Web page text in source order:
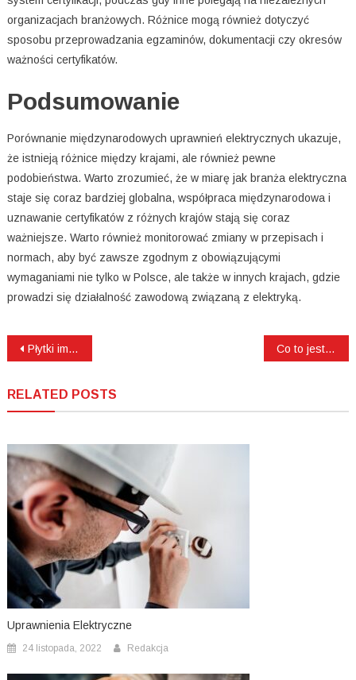
organizacjach branżowych. Różnice mogą również dotyczyć
sposobu przeprowadzania egzaminów, dokumentacji czy okresów
ważności certyfikatów.
Podsumowanie
Porównanie międzynarodowych uprawnień elektrycznych ukazuje,
że istnieją różnice między krajami, ale również pewne
podobieństwa. Warto zrozumieć, że w miarę jak branża elektryczna
staje się coraz bardziej globalna, współpraca międzynarodowa i
uznawanie certyfikatów z różnych krajów stają się coraz
ważniejsze. Warto również monitorować zmiany w przepisach i
normach, aby być zawsze zgodnym z obowiązującymi
wymaganiami nie tylko w Polsce, ale także w innych krajach, gdzie
prowadzi się działalność zawodową związaną z elektryką.
Nawigacja
Płytki imitujące lastryko w łazience – tworzenie unikalnej i eleganckiej przestrzeni Co to jest proteza elastyczna?
RELATED POSTS
Uprawnienia Elektryczne
24 listopada, 2022 Redakcja